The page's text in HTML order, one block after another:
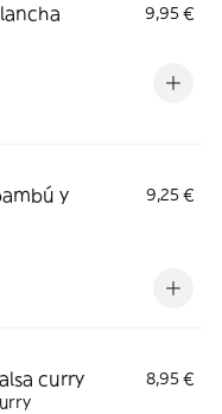
9,95 €
y
9,25 €
curry
8,95 €